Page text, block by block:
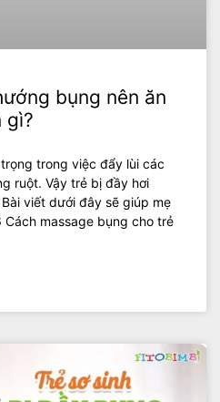
bụng nên ăn
gì?
trong việc đẩy lùi các
ruột. Vậy trẻ bị đầy hơi
viết dưới đây sẽ giúp mẹ
massage bụng cho trẻ